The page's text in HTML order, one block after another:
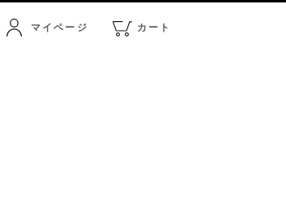
マイページ カート